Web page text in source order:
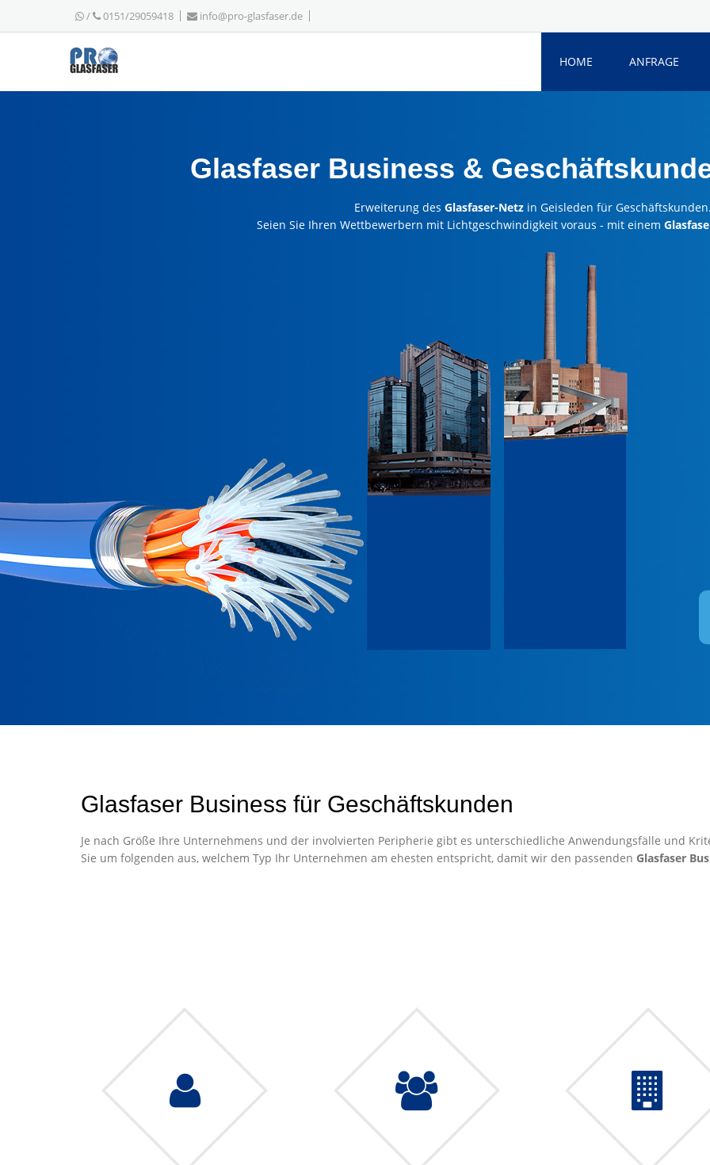
/ 0151/29059418 info@pro-glasfaser.de
HOME ANFRAGE
Glasfaser Business &
Erweiterung des Glasfaser-Netzin Geisleden für Geschäftskunden.
Seien Sie Ihren Wettbewerbern mit Lichtgeschwindigkeit voraus - mit einem
Glasfaser Business für Geschäftskunden
Je nach Größe Ihre Unternehmens und der involvierten Peripherie gibt es unterschiedliche Anwendungsfälle und
Sie um folgenden aus, welchem Typ Ihr Unternehmen am ehesten entspricht, damit wir den passenden Glasfaser